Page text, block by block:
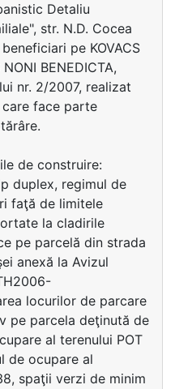
Detaliu
str. N.D. Cocea
pe KOVACS
BENEDICTA,
nr. 2/2007, realizat
care face parte
de construire:
duplex, regimul de
faţă de limitele
la cladirile
pe parcelă din strada
anexă la Avizul
locurilor de parcare
pe parcela deţinută de
al terenului POT
de ocupare al
spaţii verzi de minim